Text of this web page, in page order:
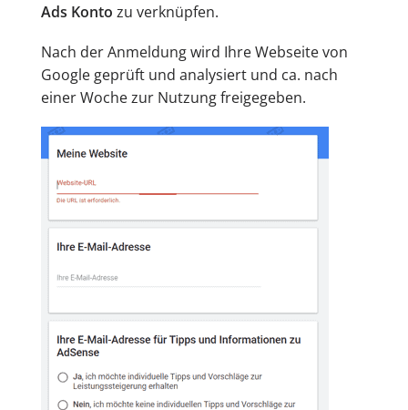
Ads Konto zu verknüpfen.
Nach der Anmeldung wird Ihre Webseite von
Google geprüft und analysiert und ca. nach
einer Woche zur Nutzung freigegeben.